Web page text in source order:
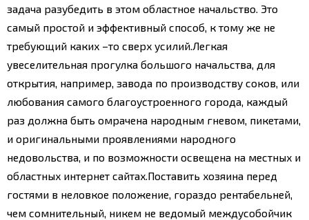
задача разубедить в этом областное начальство. Это
самый простой и эффективный способ, к тому же не
требующий каких –то сверх усилий. Легкая
увеселительная прогулка большого начальства, для
открытия, например, завода по производству соков, или
любования самого благоустроенного города, каждый
раз должна быть омрачена народным гневом, пикетами,
и оригинальными проявлениями народного
недовольства, и по возможности освещена на местных и
областных интернет сайтах. Поставить хозяина перед
гостями в неловкое положение, гораздо рентабельней,
чем сомнительный, никем не ведомый междусобойчик